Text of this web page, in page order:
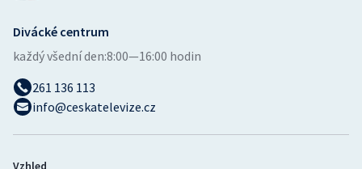
Ostatní
Divácké centrum
každý všední den:8:00—16:00 hodin
261 136 113
info@ceskatelevize.cz
Vzhled